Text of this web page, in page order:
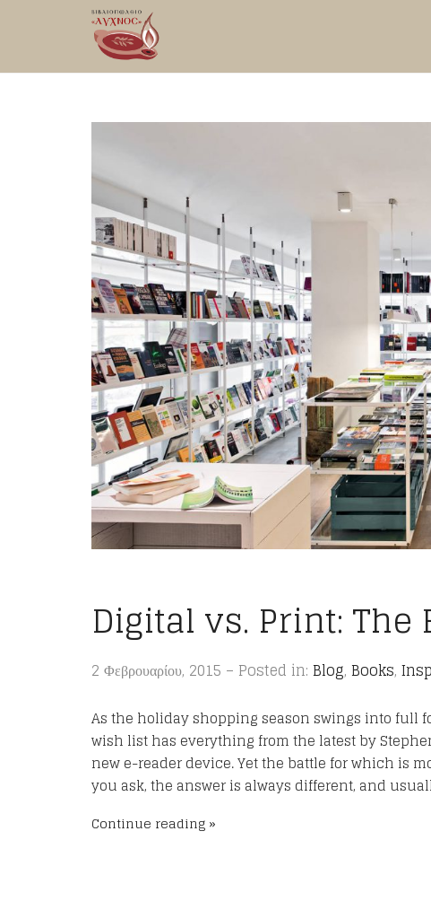
Digital vs. Print: The
2 Φεβρουαρίου, 2015 – Posted in: Blog, Books,
As the holiday shopping season swings into full
wish list has everything from the latest by
new e-reader device. Yet the battle for which is
you ask, the answer is always different, and
Continue reading